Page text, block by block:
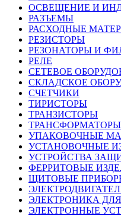
ОСВЕЩЕНИЕ И
РАЗЪЕМЫ
РАСХОДНЫЕ
РЕЗИСТОРЫ
РЕЗОНАТОРЫ И
РЕЛЕ
СЕТЕВОЕ
СКЛАДСКОЕ
СЧЕТЧИКИ
ТИРИСТОРЫ
ТРАНЗИСТОРЫ
УПАКОВОЧНЫЕ
УСТАНОВОЧНЫЕ
УСТРОЙСТВА
ФЕРРИТОВЫЕ
ЩИТОВЫЕ
ЭЛЕКТРОНИКА
ЭЛЕКТРОННЫЕ